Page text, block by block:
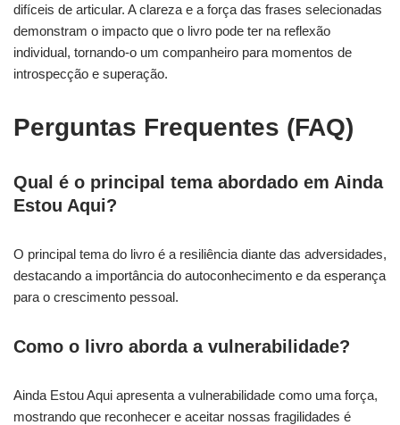
difíceis de articular. A clareza e a força das frases selecionadas
demonstram o impacto que o livro pode ter na reflexão
individual, tornando-o um companheiro para momentos de
introspecção e superação.
Perguntas Frequentes (FAQ)
Qual é o principal tema abordado em Ainda
Estou Aqui?
O principal tema do livro é a resiliência diante das adversidades,
destacando a importância do autoconhecimento e da esperança
para o crescimento pessoal.
Como o livro aborda a vulnerabilidade?
Ainda Estou Aqui apresenta a vulnerabilidade como uma força,
mostrando que reconhecer e aceitar nossas fragilidades é